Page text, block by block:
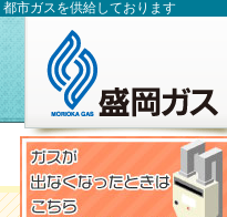
市ガスを供給しております